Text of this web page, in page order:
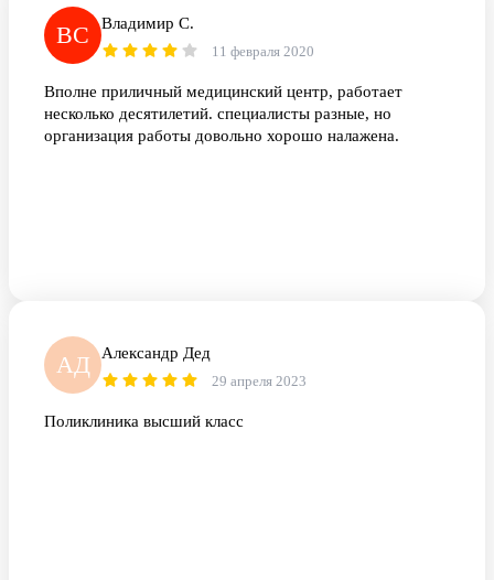
ВС Владимир С.
11 февраля 2020
Вполне приличный медицинский центр, работает
несколько десятилетий. специалисты разные, но
организация работы довольно хорошо налажена.
АД Александр Дед
29 апреля 2023
Поликлиника высший класс